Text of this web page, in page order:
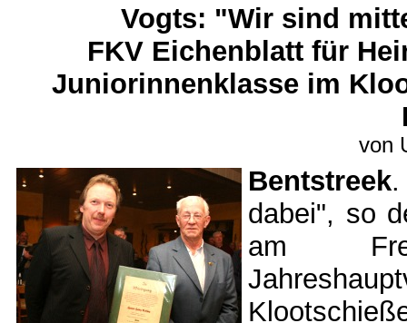
Vogts: "Wir sind
FKV Eichenblatt für
Juniorinnenklasse im
von
Bentstreek
dabei", so
am